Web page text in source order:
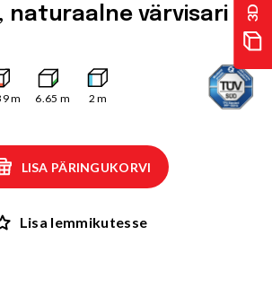
naturaalne värvisari
m 6.65 m 2 m
LISA PÄRINGUKORVI
Lisa lemmikutesse